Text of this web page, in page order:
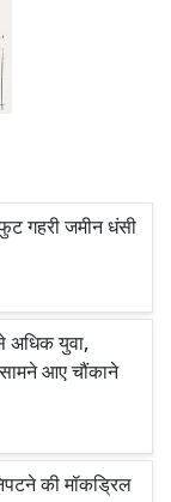
गहरी जमीन धंसी
अधिक युवा,
सामने आए चौंकाने
की मॉकड्रिल